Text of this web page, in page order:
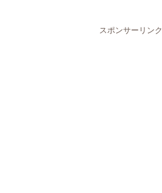
スポンサーリンク